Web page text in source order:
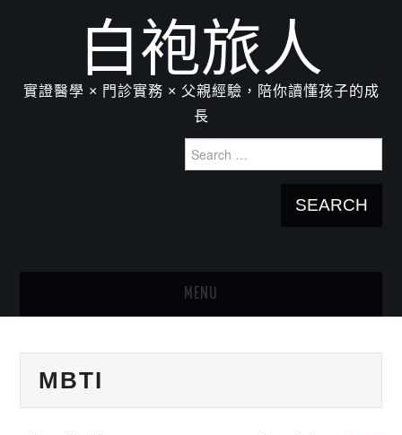
白袍旅人
實證醫學 × 門診實務 × 父親經驗，陪你讀懂孩子的成
長
for:
MENU
關於我：楊為傑醫師
MBTI